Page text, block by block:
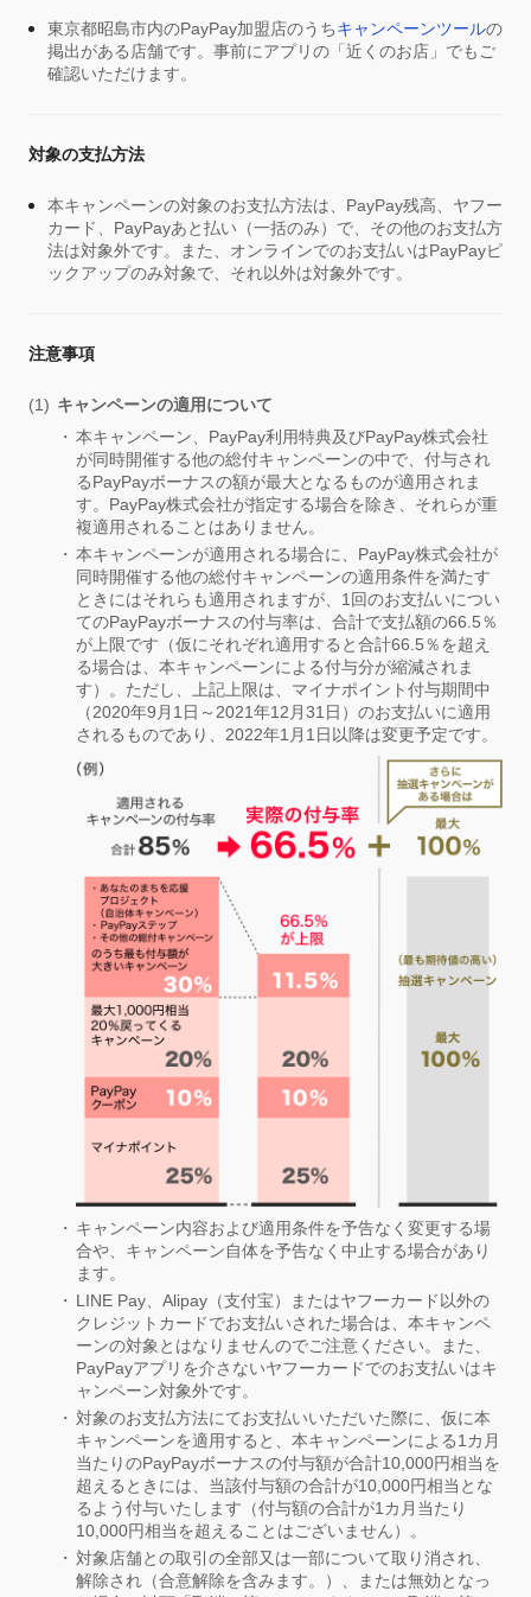
東京都昭島市内のPayPay加盟店のうちキャンペーンツールの
掲出がある店舗です。事前にアプリの「近くのお店」でもご
確認いただけます。
対象の支払方法
本キャンペーンの対象のお支払方法は、PayPay残高、ヤフー
カード、PayPayあと払い（一括のみ）で、その他のお支払方
法は対象外です。また、オンラインでのお支払いはPayPayピ
ックアップのみ対象で、それ以外は対象外です。
注意事項
キャンペーンの適用について
本キャンペーン、PayPay利用特典及びPayPay株式会社
が同時開催する他の総付キャンペーンの中で、付与され
るPayPayボーナスの額が最大となるものが適用されま
す。PayPay株式会社が指定する場合を除き、それらが重
複適用されることはありません。
本キャンペーンが適用される場合に、PayPay株式会社が
同時開催する他の総付キャンペーンの適用条件を満たす
ときにはそれらも適用されますが、1回のお支払いについ
てのPayPayボーナスの付与率は、合計で支払額の66.5％
が上限です（仮にそれぞれ適用すると合計66.5％を超え
る場合は、本キャンペーンによる付与分が縮減されま
す）。ただし、上記上限は、マイナポイント付与期間中
（2020年9月1日～2021年12月31日）のお支払いに適用
されるものであり、2022年1月1日以降は変更予定です。
キャンペーン内容および適用条件を予告なく変更する場
合や、キャンペーン自体を予告なく中止する場合があり
ます。
LINE Pay、Alipay（支付宝）またはヤフーカード以外の
クレジットカードでお支払いされた場合は、本キャンペ
ーンの対象とはなりませんのでご注意ください。また、
PayPayアプリを介さないヤフーカードでのお支払いはキ
ャンペーン対象外です。
対象のお支払方法にてお支払いいただいた際に、仮に本
キャンペーンを適用すると、本キャンペーンによる1カ月
当たりのPayPayボーナスの付与額が合計10,000円相当を
超えるときには、当該付与額の合計が10,000円相当とな
るよう付与いたします（付与額の合計が1カ月当たり
10,000円相当を超えることはございません）。
対象店舗との取引の全部又は一部について取り消され、
解除され（合意解除を含みます。）、または無効となっ